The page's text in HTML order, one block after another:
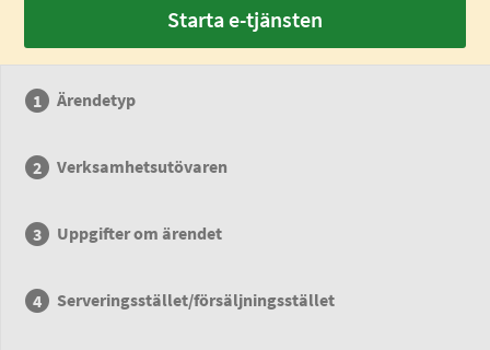
Starta e-tjänsten
Ärendetyp
Verksamhetsutövaren
Uppgifter om ärendet
Serveringsstället/försäljningsstället